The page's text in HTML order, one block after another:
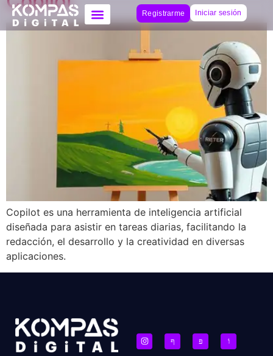
Registrarme Iniciar sesión
Copilot es una herramienta de inteligencia artificial
diseñada para asistir en tareas diarias, facilitando la
redacción, el desarrollo y la creatividad en diversas
aplicaciones.